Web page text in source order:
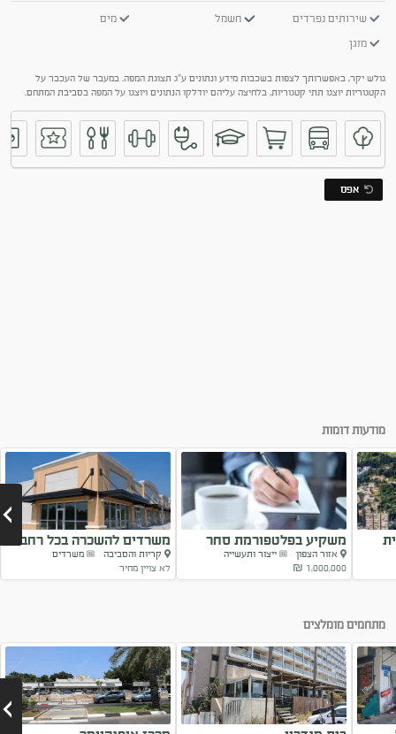
שירותים נפרדים חשמל
מים
מזגן
גולש יקר, באפשרותך לצפות בשכבות מידע ונתונים ע"ג תצוגת המפה. במעבר של העכבר על
הקטגוריות יוצגו תתי קטגוריות, בלחיצה עליהם יודלקו הנתונים ויוצגו על המפה בסביבת המתחם.
אפס
מודעות דומות
משקיע בפלטפורמת סחר
B2B
אזור הצפון
ייצור ותעשייה
1,000,000 ₪
משרדים להשכרה בכל רחבי
הצפון
קריות והסביבה
משרדים
לא צויין מחיר
מתחמים מומלצים